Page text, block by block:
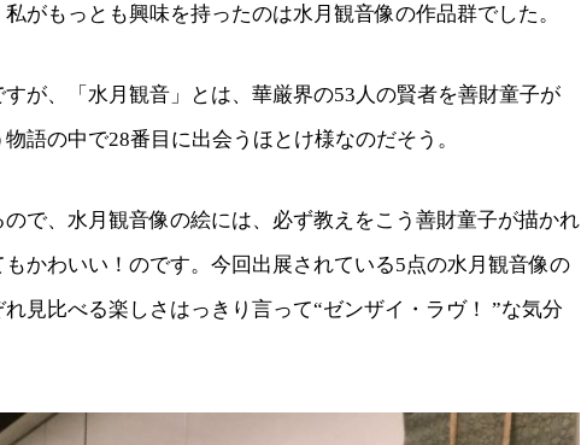
がもっとも興味を持ったのは水月観音像の作品群でした。
が、「水月観音」とは、華厳界の53人の賢者を善財童子が
語の中で28番目に出会うほとけ様なのだそう。
で、水月観音像の絵には、必ず教えをこう善財童子が描かれ
かわいい！のです。今回出展されている5点の水月観音像の
見比べる楽しさはっきり言って“ゼンザイ・ラヴ！ ”な気分